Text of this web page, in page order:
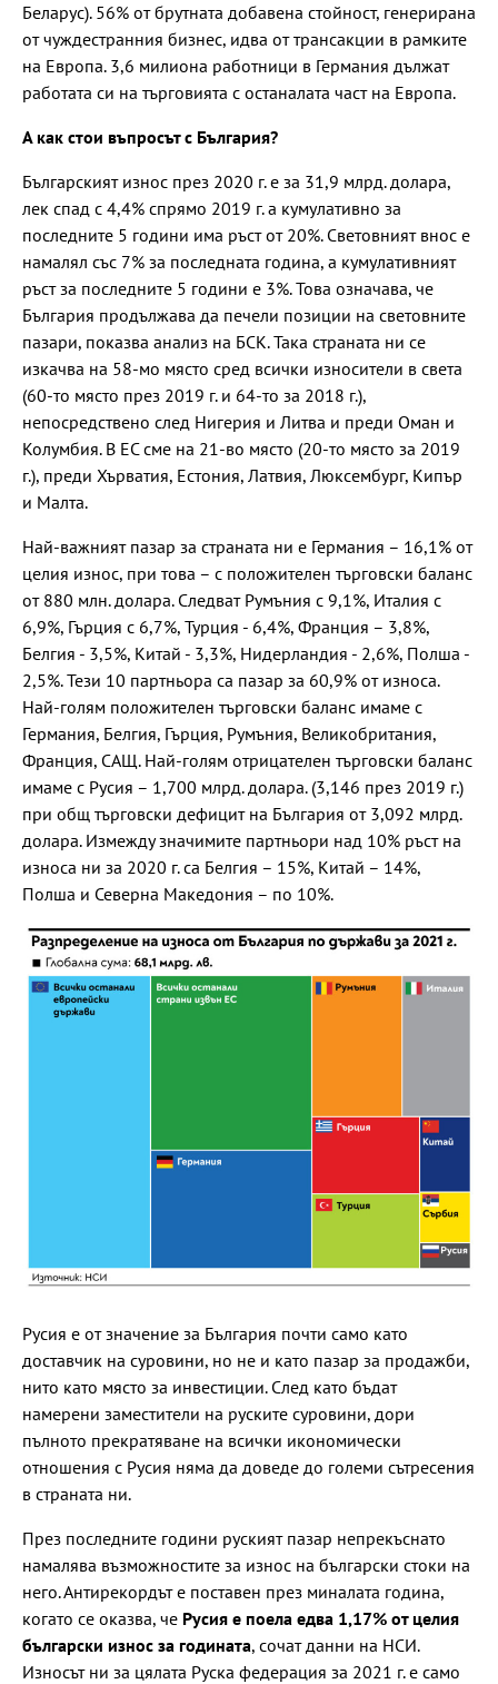
Беларус). 56% от брутната добавена стойност, генерирана
от чуждестранния бизнес, идва от трансакции в рамките
на Европа. 3,6 милиона работници в Германия дължат
работата си на търговията с останалата част на Европа.
А как стои въпросът с България?
Българският износ през 2020 г. e за 31,9 млрд. долара,
лек спад с 4,4% спрямо 2019 г. а кумулативно за
последните 5 години има ръст от 20%. Световният внос е
намалял със 7% за последната година, а кумулативният
ръст за последните 5 години е 3%. Това означава, че
България продължава да печели позиции на световните
пазари, показва анализ на БСК. Така страната ни се
изкачва на 58-мо място сред всички износители в света
(60-то място през 2019 г. и 64-то за 2018 г.),
непосредствено след Нигерия и Литва и преди Оман и
Колумбия. В ЕС сме на 21-во място (20-то място за 2019
г.), преди Хърватия, Естония, Латвия, Люксембург, Кипър
и Малта.
Най-важният пазар за страната ни е Германия – 16,1% от
целия износ, при това – с положителен търговски баланс
от 880 млн. долара. Следват Румъния с 9,1%, Италия с
6,9%, Гърция с 6,7%, Турция - 6,4%, Франция – 3,8%,
Белгия - 3,5%, Китай - 3,3%, Нидерландия - 2,6%, Полша -
2,5%. Тези 10 партньора са пазар за 60,9% от износа.
Най-голям положителен търговски баланс имаме с
Германия, Белгия, Гърция, Румъния, Великобритания,
Франция, САЩ. Най-голям отрицателен търговски баланс
имаме с Русия – 1,700 млрд. долара. (3,146 през 2019 г.)
при общ търговски дефицит на България от 3,092 млрд.
долара. Измежду значимите партньори над 10% ръст на
износа ни за 2020 г. са Белгия – 15%, Китай – 14%,
Полша и Северна Македония – по 10%.
Русия е от значение за България почти само като
доставчик на суровини, но не и като пазар за продажби,
нито като място за инвестиции. След като бъдат
намерени заместители на руските суровини, дори
пълното прекратяване на всички икономически
отношения с Русия няма да доведе до големи сътресения
в страната ни.
През последните години руският пазар непрекъснато
намалява възможностите за износ на български стоки на
него. Антирекордът е поставен през миналата година,
когато се оказва, че Русия е поела едва 1,17% от целия
български износ за годината, сочат данни на НСИ.
Износът ни за цялата Руска федерация за 2021 г. е само